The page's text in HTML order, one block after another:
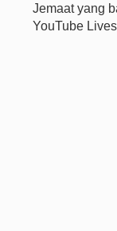
Jemaat yang
YouTube